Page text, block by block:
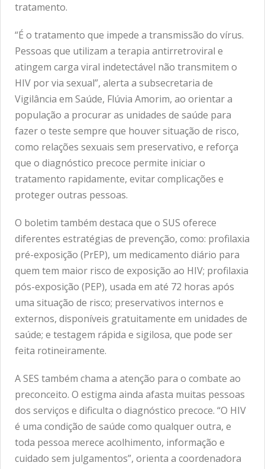
tratamento.
“É o tratamento que impede a transmissão do vírus.
Pessoas que utilizam a terapia antirretroviral e
atingem carga viral indetectável não transmitem o
HIV por via sexual”, alerta a subsecretaria de
Vigilância em Saúde, Flúvia Amorim, ao orientar a
população a procurar as unidades de saúde para
fazer o teste sempre que houver situação de risco,
como relações sexuais sem preservativo, e reforça
que o diagnóstico precoce permite iniciar o
tratamento rapidamente, evitar complicações e
proteger outras pessoas.
O boletim também destaca que o SUS oferece
diferentes estratégias de prevenção, como: profilaxia
pré-exposição (PrEP), um medicamento diário para
quem tem maior risco de exposição ao HIV; profilaxia
pós-exposição (PEP), usada em até 72 horas após
uma situação de risco; preservativos internos e
externos, disponíveis gratuitamente em unidades de
saúde; e testagem rápida e sigilosa, que pode ser
feita rotineiramente.
A SES também chama a atenção para o combate ao
preconceito. O estigma ainda afasta muitas pessoas
dos serviços e dificulta o diagnóstico precoce. “O HIV
é uma condição de saúde como qualquer outra, e
toda pessoa merece acolhimento, informação e
cuidado sem julgamentos”, orienta a coordenadora